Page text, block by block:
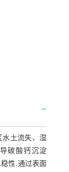
土流失、湿
碳酸钙沉淀
稳性.通过表面